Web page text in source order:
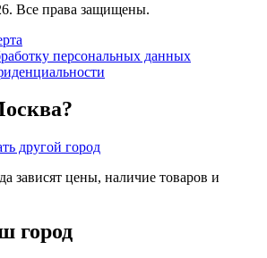
Все права защищены.
персональных данных
другой город
зависят цены, наличие товаров и
город